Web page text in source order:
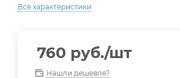
Все характеристики
760 руб./шт
Нашли дешевле?